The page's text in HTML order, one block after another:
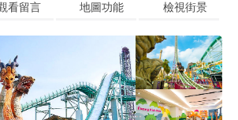
看留言 地圖功能 檢視街景